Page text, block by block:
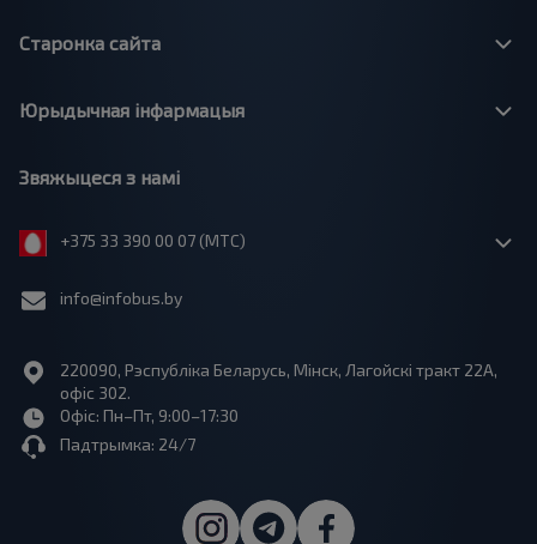
Старонка сайта
Юрыдычная інфармацыя
Звяжыцеся з намі
+375 33 390 00 07 (МТС)
info@infobus.by
220090, Рэспубліка Беларусь, Мінск, Лагойскі тракт 22A,
офіс 302.
Офіс: Пн–Пт, 9:00–17:30
Падтрымка: 24/7